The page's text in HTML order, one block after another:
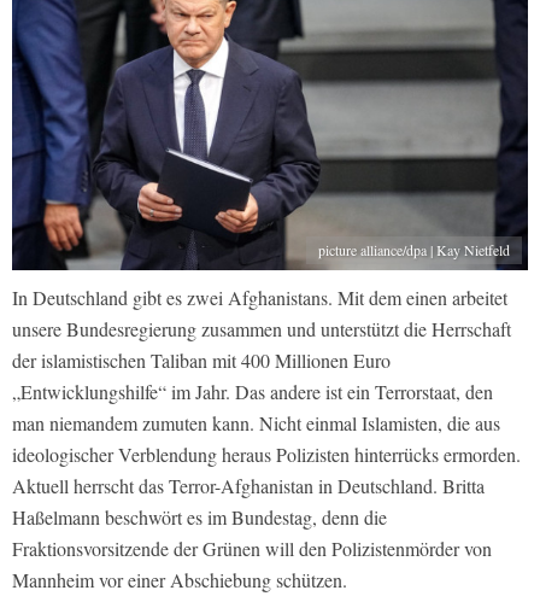
picture alliance/dpa | Kay Nietfeld
In Deutschland gibt es zwei Afghanistans. Mit dem einen arbeitet
unsere Bundesregierung zusammen und unterstützt die Herrschaft
der islamistischen Taliban mit 400 Millionen Euro
„Entwicklungshilfe“ im Jahr. Das andere ist ein Terrorstaat, den
man niemandem zumuten kann. Nicht einmal Islamisten, die aus
ideologischer Verblendung heraus Polizisten hinterrücks ermorden.
Aktuell herrscht das Terror-Afghanistan in Deutschland. Britta
Haßelmann beschwört es im Bundestag, denn die
Fraktionsvorsitzende der Grünen will den Polizistenmörder von
Mannheim vor einer Abschiebung schützen.